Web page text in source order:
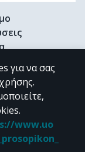
διατίθεται
για να σας
www.uo